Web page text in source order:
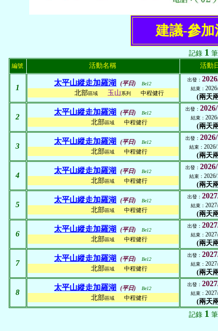
建議-參
記錄 1
編號 活動名稱 活動
1
太平山縱走加羅湖 (平日) Be12
北部區域 玉山系列 中程健行
出發：
結束：
(兩天
2
太平山縱走加羅湖 (平日) Be12
北部區域 中程健行
出發：
結束：
(兩天
3
太平山縱走加羅湖 (平日) Be12
北部區域 中程健行
出發：
結束：
(兩天
4
太平山縱走加羅湖 (平日) Be12
北部區域 中程健行
出發：
結束：
(兩天
5
太平山縱走加羅湖 (平日) Be12
北部區域 中程健行
出發：
結束：
(兩天
6
太平山縱走加羅湖 (平日) Be12
北部區域 中程健行
出發：
結束：
(兩天
7
太平山縱走加羅湖 (平日) Be12
北部區域 中程健行
出發：
結束：
(兩天
8
太平山縱走加羅湖 (平日) Be12
北部區域 中程健行
出發：
結束：
(兩天
記錄 1